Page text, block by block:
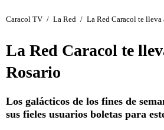
Caracol TV / La Red / La Red Caracol te lleva
La Red Caracol te
Rosario
Los galácticos de los fines de
sus fieles usuarios boletas para